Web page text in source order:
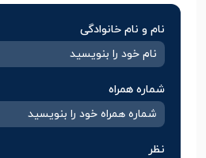
نام و نام خانوادگی
شماره همراه
نظر